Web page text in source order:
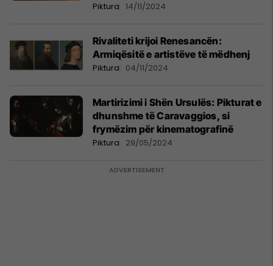
Piktura 14/11/2024
Rivaliteti krijoi Renesancën:
Armiqësitë e artistëve të mëdhenj
Piktura 04/11/2024
Martirizimi i Shën Ursulës: Pikturat e
dhunshme të Caravaggios, si
frymëzim për kinematografinë
Piktura 29/05/2024